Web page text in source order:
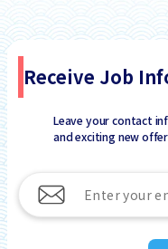
Receive Job
Leave your contact
and exciting new